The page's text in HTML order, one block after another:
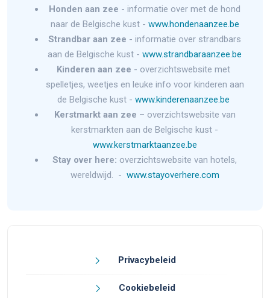
Honden aan zee - informatie over met de hond
naar de Belgische kust - www.hondenaanzee.be
Strandbar aan zee - informatie over strandbars
aan de Belgische kust - www.strandbaraanzee.be
Kinderen aan zee - overzichtswebsite met
spelletjes, weetjes en leuke info voor kinderen aan
de Belgische kust - www.kinderenaanzee.be
Kerstmarkt aan zee – overzichtswebsite van
kerstmarkten aan de Belgische kust -
www.kerstmarktaanzee.be
Stay over here: overzichtswebsite van hotels,
wereldwijd. - www.stayoverhere.com
Privacybeleid
Cookiebeleid